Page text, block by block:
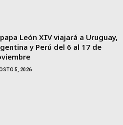
León XIV viajará a Uruguay,
y Perú del 6 al 17 de
5, 2026